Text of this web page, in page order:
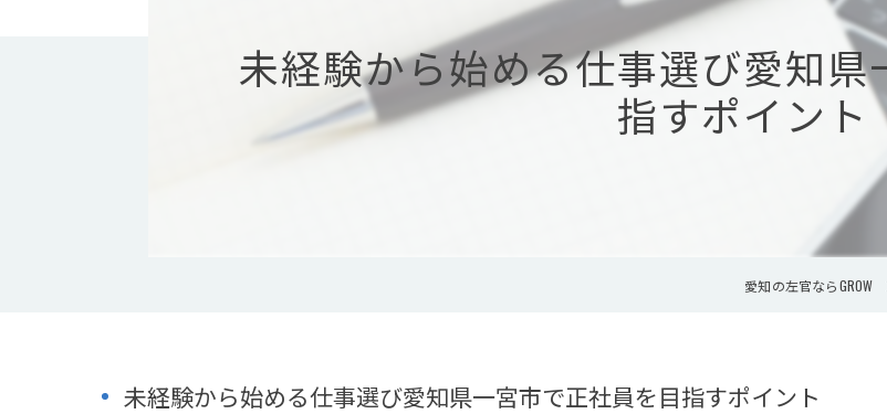
未経験から始める仕事選び愛知
指すポイント
愛知の左官ならGROW
未経験から始める仕事選び愛知県一宮市で正社員を目指すポイント